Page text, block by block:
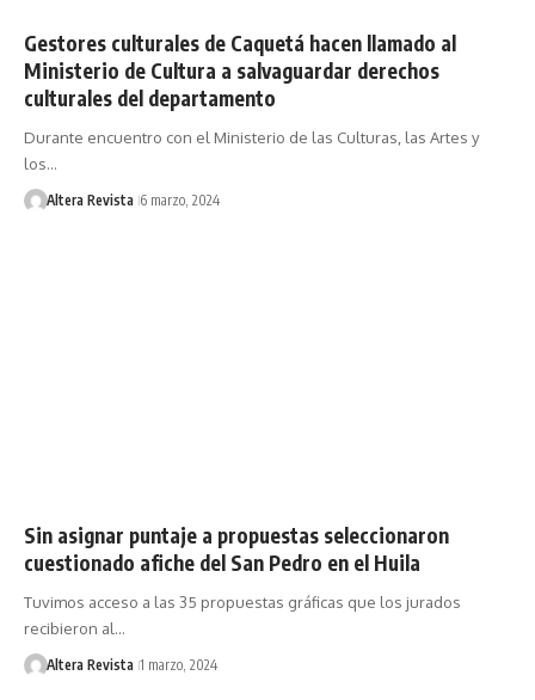
Gestores culturales de Caquetá hacen llamado al
Ministerio de Cultura a salvaguardar derechos
culturales del departamento
Durante encuentro con el Ministerio de las Culturas, las Artes y
los…
Altera Revista 6 marzo, 2024
Sin asignar puntaje a propuestas seleccionaron
cuestionado afiche del San Pedro en el Huila
Tuvimos acceso a las 35 propuestas gráficas que los jurados
recibieron al…
Altera Revista 1 marzo, 2024